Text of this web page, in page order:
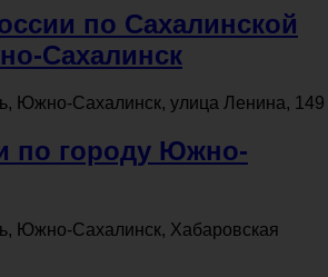
по Сахалинской
Сахалинск
Южно-Сахалинск, улица Ленина, 149
по городу Южно-
Южно-Сахалинск, Хабаровская